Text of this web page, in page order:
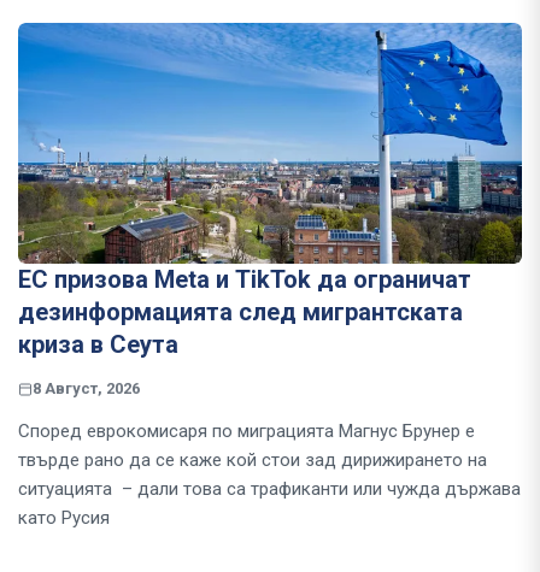
ЕС призова Meta и TikTok да ограничат
дезинформацията след мигрантската
криза в Сеута
8 Август, 2026
Според еврокомисаря по миграцията Магнус Брунер е
твърде рано да се каже кой стои зад дирижирането на
ситуацията – дали това са трафиканти или чужда държава
като Русия